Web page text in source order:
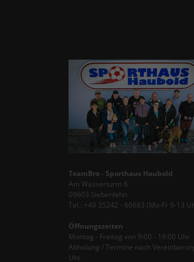
TeamBro - Sporthaus Haubold
Am Wasserturm 6
09603 Siebenlehn
Tel.: +49 35242 - 66683 (Mo-Fr 9-13
Öffnungszeiten
Montag - Freitag von 9:00 - 16:00 Uhr
Abholung / Termine nach
Uhr